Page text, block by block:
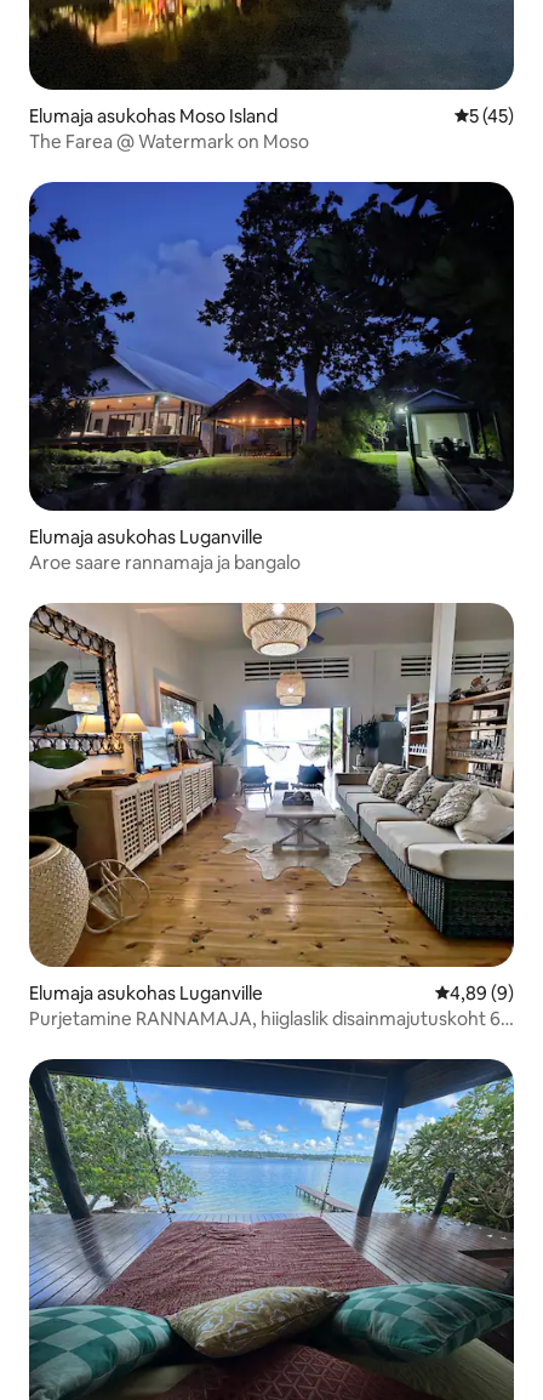
Elumaja asukohas Moso Island Keskmine
5 (45)
The Farea @ Watermark on Moso
Elumaja asukohas Luganville
Aroe saare rannamaja ja bangalo
Elumaja asukohas Luganville Keskmine
4,89 (9)
Purjetamine RANNAMAJA, hiiglaslik disainmajutuskoht 6